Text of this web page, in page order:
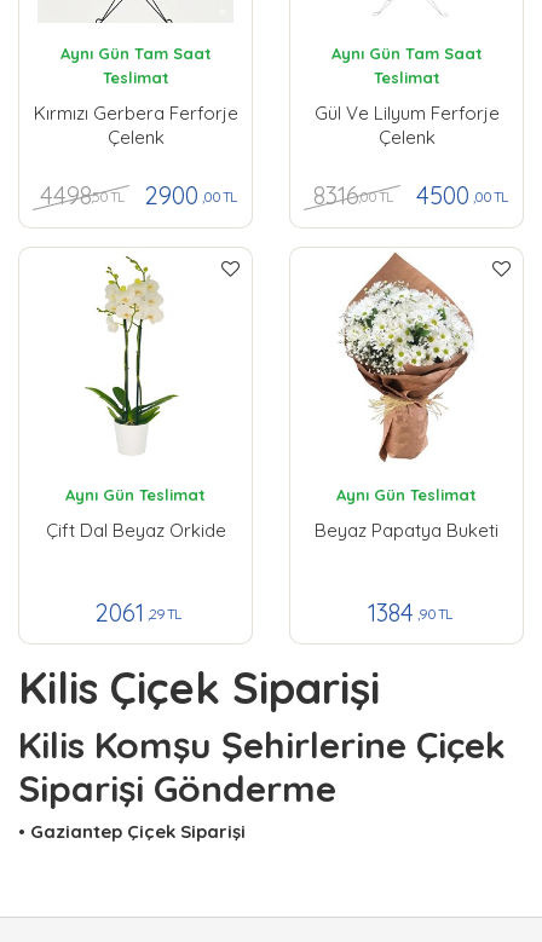
Aynı Gün Tam Saat
Teslimat
Kırmızı Gerbera Ferforje
Çelenk
4498,50 TL 2900 ,00 TL
Aynı Gün Tam Saat
Teslimat
Gül Ve Lilyum Ferforje
Çelenk
8316,00 TL 4500 ,00 TL
Aynı Gün Teslimat
Çift Dal Beyaz Orkide
2061 ,29 TL
Aynı Gün Teslimat
Beyaz Papatya Buketi
1384 ,90 TL
Kilis Çiçek Siparişi
Kilis Komşu Şehirlerine Çiçek
Siparişi Gönderme
• Gaziantep Çiçek Siparişi